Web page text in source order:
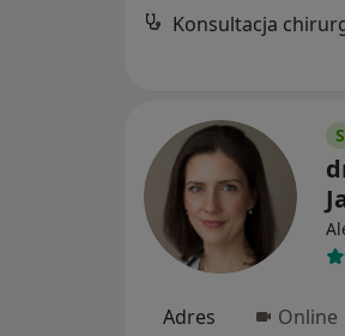
Konsultacja
Adres Online